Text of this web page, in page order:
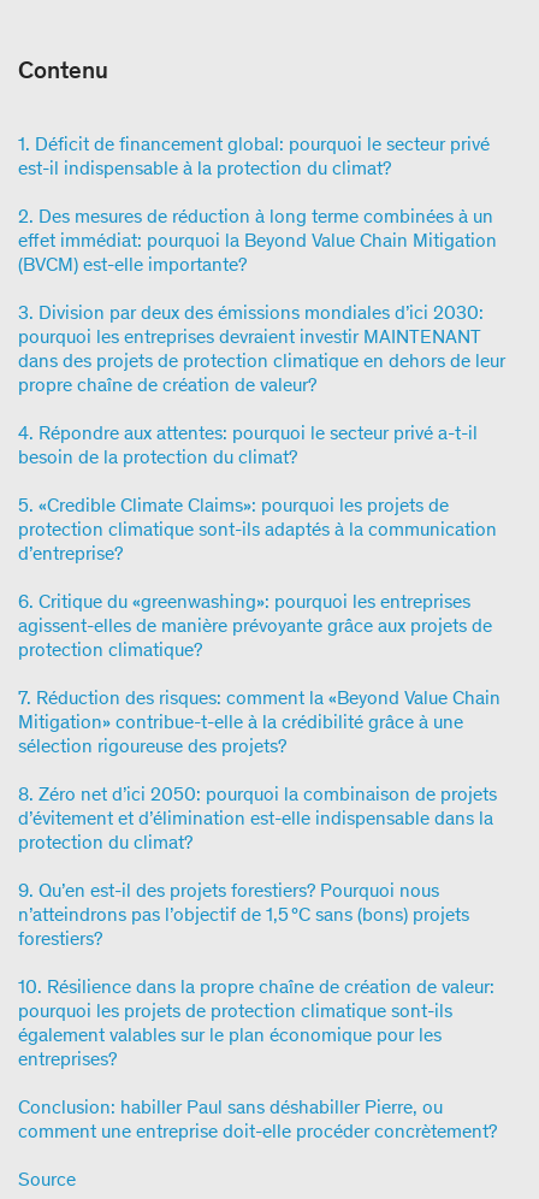
Contenu
1. Déficit de financement global: pourquoi le secteur privé
est-il indispensable à la protection du climat?
2. Des mesures de réduction à long terme combinées à un
effet immédiat: pourquoi la Beyond Value Chain Mitigation
(BVCM) est-elle importante?
3. Division par deux des émissions mondiales d’ici 2030:
pourquoi les entreprises devraient investir MAINTENANT
dans des projets de protection climatique en dehors de leur
propre chaîne de création de valeur?
4. Répondre aux attentes: pourquoi le secteur privé a-t-il
besoin de la protection du climat?
5. «Credible Climate Claims»: pourquoi les projets de
protection climatique sont-ils adaptés à la communication
d’entreprise?
6. Critique du «greenwashing»: pourquoi les entreprises
agissent-elles de manière prévoyante grâce aux projets de
protection climatique?
7. Réduction des risques: comment la «Beyond Value Chain
Mitigation» contribue-t-elle à la crédibilité grâce à une
sélection rigoureuse des projets?
8. Zéro net d’ici 2050: pourquoi la combinaison de projets
d’évitement et d’élimination est-elle indispensable dans la
protection du climat?
9. Qu’en est-il des projets forestiers? Pourquoi nous
n’atteindrons pas l’objectif de 1,5 °C sans (bons) projets
forestiers?
10. Résilience dans la propre chaîne de création de valeur:
pourquoi les projets de protection climatique sont-ils
également valables sur le plan économique pour les
entreprises?
Conclusion: habiller Paul sans déshabiller Pierre, ou
comment une entreprise doit-elle procéder concrètement?
Source